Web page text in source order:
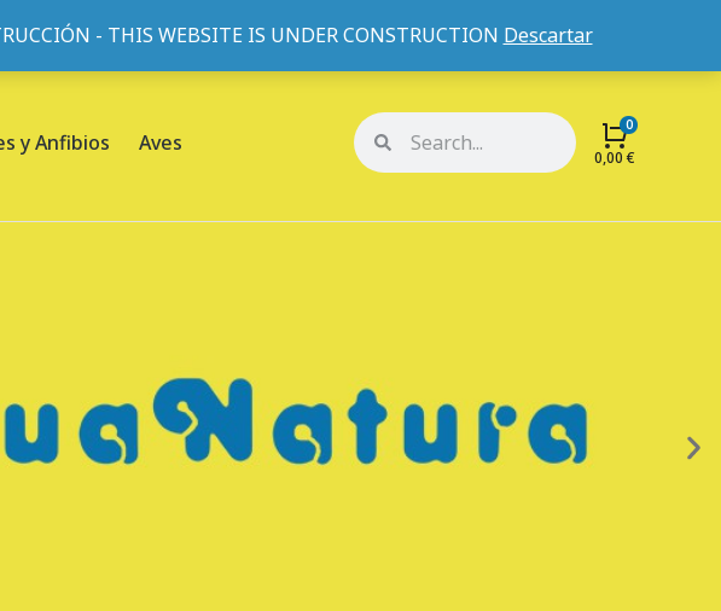
- THIS WEBSITE IS UNDER CONSTRUCTION Descartar
nosotros Mi cuenta Mis pedidos
y Anfibios Aves
0,00€